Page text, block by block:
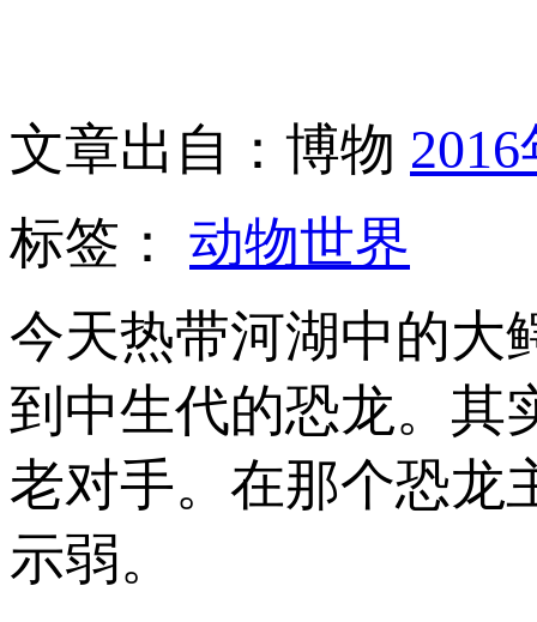
文章出自：博物
标签： 动物世界
今天热带河湖中的大
到中生代的恐龙。其
老对手。在那个恐龙
示弱。